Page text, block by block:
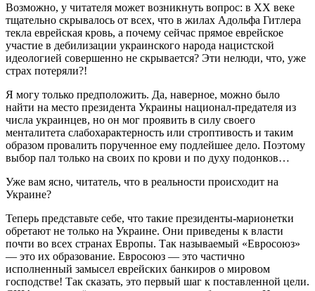
Возможно, у читателя может возникнуть вопрос: в ХХ веке
тщательно скрывалось от всех, что в жилах Адольфа Гитлера
текла еврейская кровь, а почему сейчас прямое еврейское
участие в дебилизации украинского народа нацистской
идеологией совершенно не скрывается? Эти нелюди, что, уже
страх потеряли?!
Я могу только предположить. Да, наверное, можно было
найти на место президента Украины национал-предателя из
числа украинцев, но он мог проявить в силу своего
менталитета слабохарактерность или строптивость и таким
образом провалить порученное ему подлейшее дело. Поэтому
выбор пал только на своих по крови и по духу подонков…
Уже вам ясно, читатель, что в реальности происходит на
Украине?
Теперь представьте себе, что такие президенты-марионетки
обретают не только на Украине. Они приведены к власти
почти во всех странах Европы. Так называемый «Евросоюз»
— это их образование. Евросоюз — это частично
исполненный замысел еврейских банкиров о мировом
господстве! Так сказать, это первый шаг к поставленной цели.